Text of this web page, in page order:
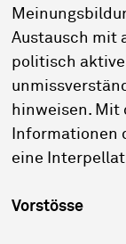
Austausch mit
politisch
hinweisen. Mit
Informationen
eine
Vorstösse